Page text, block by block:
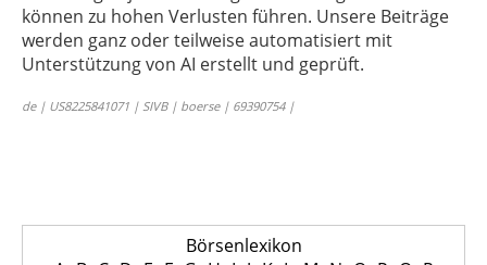
können zu hohen Verlusten führen. Unsere Beiträge
werden ganz oder teilweise automatisiert mit
Unterstützung von AI erstellt und geprüft.
de | US8225841071 | SIVB | boerse | 69390754 |
Börsenlexikon